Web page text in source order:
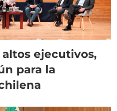
ejecutivos,
para la